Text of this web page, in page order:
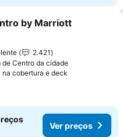
aos favoritos
by Marriott
2.421
de Centro da cidade
na cobertura e deck
Ver preços